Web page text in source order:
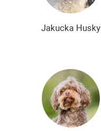
Jakucka Husky